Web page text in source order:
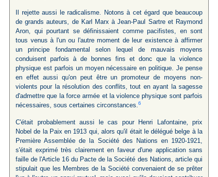
Il rejette aussi le radicalisme. Notons à cet égard que beaucoup
de grands auteurs, de Karl Marx à Jean-Paul Sartre et Raymond
Aron, qui pourtant se définissaient comme pacifistes, en sont
tous venus à l'un ou l'autre moment de leur existence à affirmer
un principe fondamental selon lequel de mauvais moyens
conduisent parfois à de bonnes fins et donc que la violence
physique est parfois un moyen nécessaire en politique. Je pense
en effet aussi qu'on peut être un promoteur de moyens non-
violents pour la résolution des conflits, tout en ayant la sagesse
d'admettre que la force armée et la violence physique sont parfois
nécessaires, sous certaines circonstances.6
C'était probablement aussi le cas pour Henri Lafontaine, prix
Nobel de la Paix en 1913 qui, alors qu'il était le délégué belge à la
Première Assemblée de la Société des Nations en 1920-1921,
s'était exprimé très clairement en faveur d'une application sans
faille de l'Article 16 du Pacte de la Société des Nations, article qui
stipulait que les Membres de la Société convenaient de se prêter